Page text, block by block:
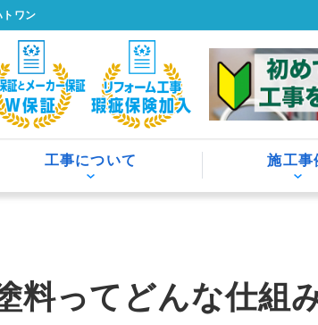
ワン
工事について 施工事
料ってどんな仕組